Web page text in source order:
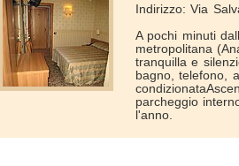
Indirizzo: Via
A pochi minuti
metropolitana
tranquilla e
bagno, telefono,
parcheggio
l'anno.